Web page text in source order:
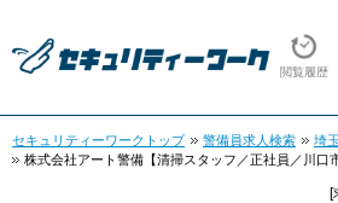
閲覧履歴
セキュリティーワークトップ 警備員求人検索 埼
株式会社アート警備【清掃スタッフ／正社員／川口
[